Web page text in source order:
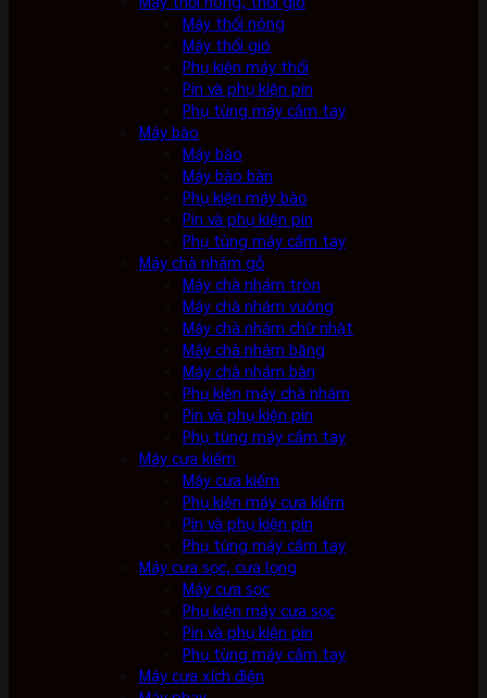
Máy thổi nóng
Máy thổi gió
Phụ kiện máy thổi
Pin và phụ kiện pin
Phụ tùng máy cầm tay
Máy bào
Máy bào
Máy bào bàn
Phụ kiện máy bào
Pin và phụ kiện pin
Phụ tùng máy cầm tay
Máy chà nhám gỗ
Máy chà nhám tròn
Máy chà nhám vuông
Máy chà nhám chữ nhật
Máy chà nhám băng
Máy chà nhám bàn
Phụ kiện máy chà nhám
Pin và phụ kiện pin
Phụ tùng máy cầm tay
Máy cưa kiếm
Máy cưa kiếm
Phụ kiện máy cưa kiếm
Pin và phụ kiện pin
Phụ tùng máy cầm tay
Máy cưa sọc, cưa lọng
Máy cưa sọc
Phụ kiện máy cưa sọc
Pin và phụ kiện pin
Phụ tùng máy cầm tay
Máy cưa xích điện